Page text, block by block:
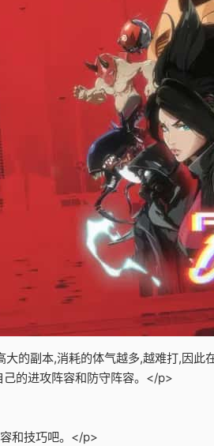
的副本,消耗的体气越多,越难打,因
的进攻阵容和防守阵容。</p>
和技巧吧。</p>